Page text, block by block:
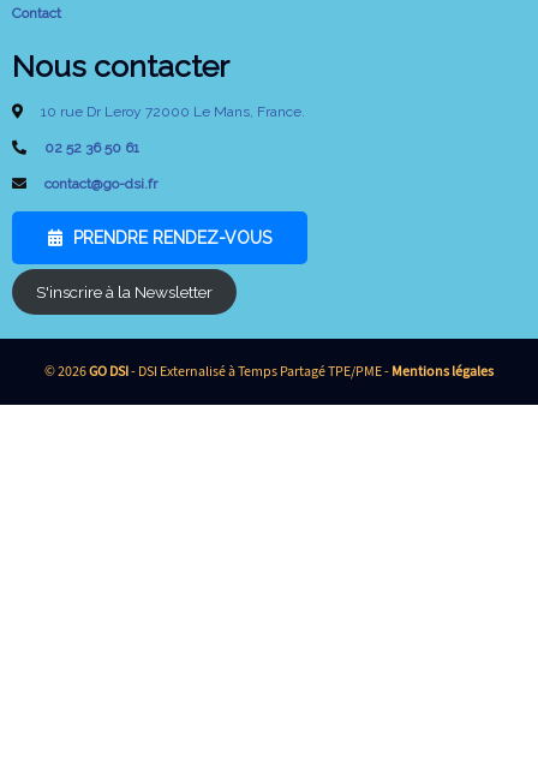
Contact
Nous contacter
10 rue Dr Leroy 72000 Le Mans, France.
02 52 36 50 61
contact@go-dsi.fr
PRENDRE RENDEZ-VOUS
S'inscrire à la Newsletter
© 2026GO DSI- DSI Externalisé à Temps Partagé TPE/PME -Mentions légales